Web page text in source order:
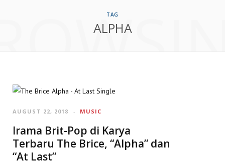
TAG
ALPHA
MUSIC
AUGUST 22, 2018
Irama Brit-Pop di Karya
Terbaru The Brice, “Alpha” dan
“At Last”